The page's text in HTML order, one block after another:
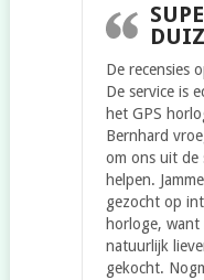
De recensies
De service is
het GPS
Bernhard
om ons uit de
helpen.
gezocht op
horloge,
natuurlijk
gekocht.